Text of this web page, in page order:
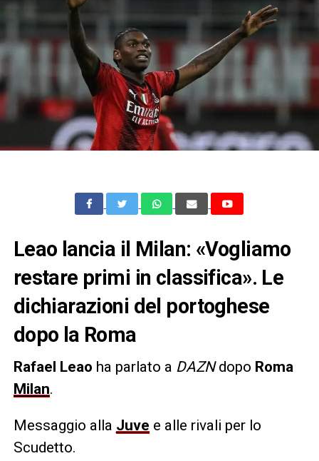
Leao lancia il Milan: «Vogliamo
restare primi in classifica». Le
dichiarazioni del portoghese
dopo la Roma
Rafael Leao ha parlato a DAZNdopo Roma
Milan.
Messaggio alla Juve e alle rivali per lo
Scudetto.